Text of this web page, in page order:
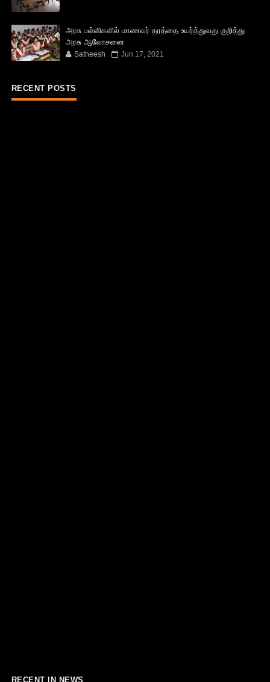
அரசு பள்ளிகளில் மாணவர் தரத்தை உயர்த்துவது குறித்து
அரசு ஆலோசனை
Satheesh Jun 17, 2021
RECENT POSTS
RECENT IN NEWS